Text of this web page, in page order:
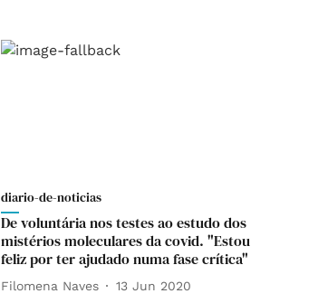
diario-de-noticias
De voluntária nos testes ao estudo dos
mistérios moleculares da covid. "Estou
feliz por ter ajudado numa fase crítica"
Filomena Naves 13 Jun 2020